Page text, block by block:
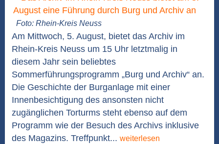
Foto: Rhein-Kreis Neuss
Am Mittwoch, 5. August, bietet das Archiv im
Rhein-Kreis Neuss um 15 Uhr letztmalig in
diesem Jahr sein beliebtes
Sommerführungsprogramm „Burg und Archiv“ an.
Die Geschichte der Burganlage mit einer
Innenbesichtigung des ansonsten nicht
zugänglichen Torturms steht ebenso auf dem
Programm wie der Besuch des Archivs inklusive
des Magazins. Treffpunkt... weiterlesen